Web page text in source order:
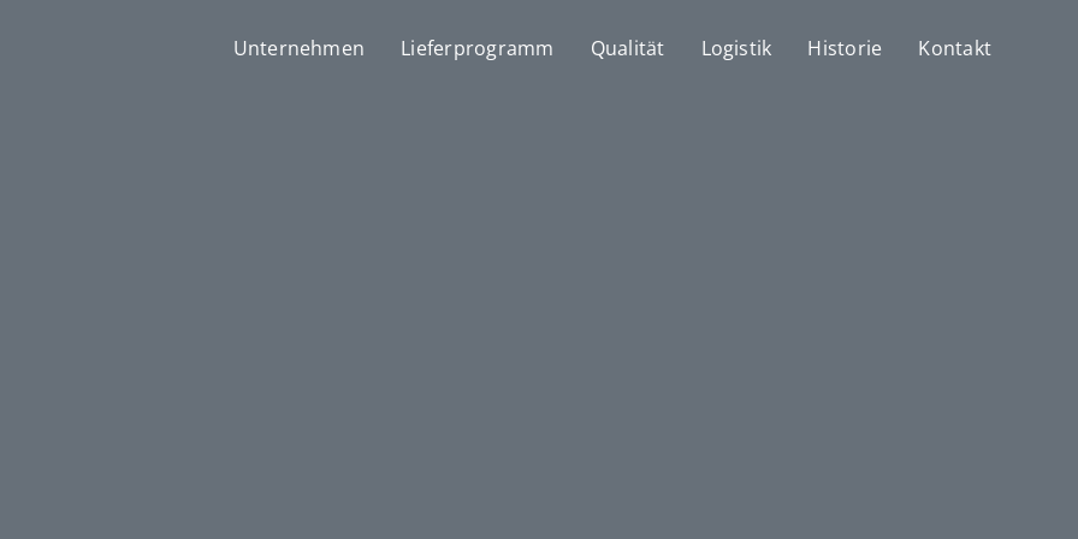
Unternehmen Lieferprogramm Qualität Logistik Historie Kontakt